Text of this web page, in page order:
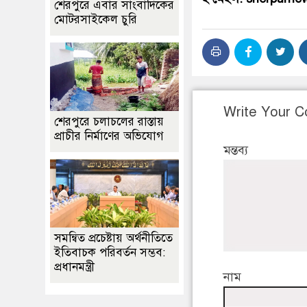
Write Your
মন্তব্য
নাম
শেরপুরে এবার সাংবাদিকের
মোটরসাইকেল চুরি
শেরপুরে চলাচলের রাস্তায়
প্রাচীর নির্মাণের অভিযোগ
সমন্বিত প্রচেষ্টায় অর্থনীতিতে
ইতিবাচক পরিবর্তন সম্ভব:
প্রধানমন্ত্রী